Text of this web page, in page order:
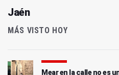
Jaén
MÁS VISTO HOY
Mear en la calle no es